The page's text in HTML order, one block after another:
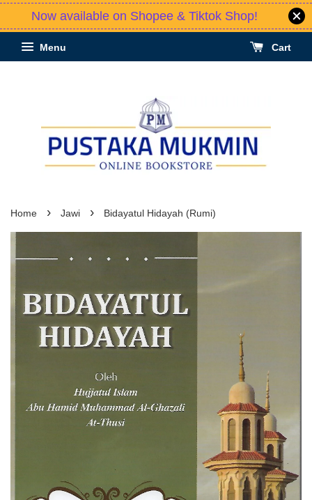
Now available on Shopee & Tiktok Shop!
Menu Cart
Home › Jawi › Bidayatul Hidayah (Rumi)